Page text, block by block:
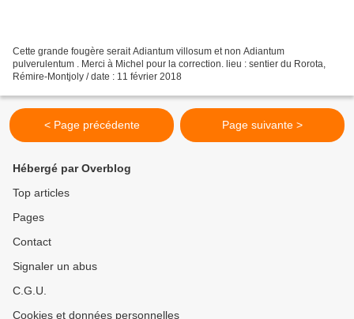
Cette grande fougère serait Adiantum villosum et non Adiantum
pulverulentum . Merci à Michel pour la correction. lieu : sentier du Rorota,
Rémire-Montjoly / date : 11 février 2018
< Page précédente Page suivante >
Hébergé par Overblog
Top articles
Pages
Contact
Signaler un abus
C.G.U.
Cookies et données personnelles